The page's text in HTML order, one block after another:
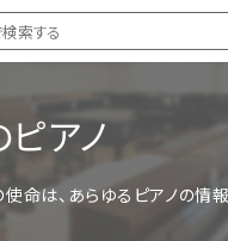
アノ
命は、あらゆるピアノの情